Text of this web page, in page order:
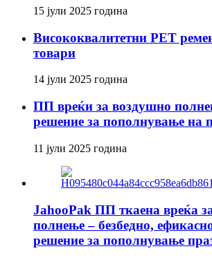
15 јули 2025 година
Висококвалитетни PET
товари
14 јули 2025 година
ПП вреќи за воздушно
решение за пополнување на
11 јули 2025 година
JahooPak ПП ткаена вреќа
полнење – безбедно,
решение за пополнување